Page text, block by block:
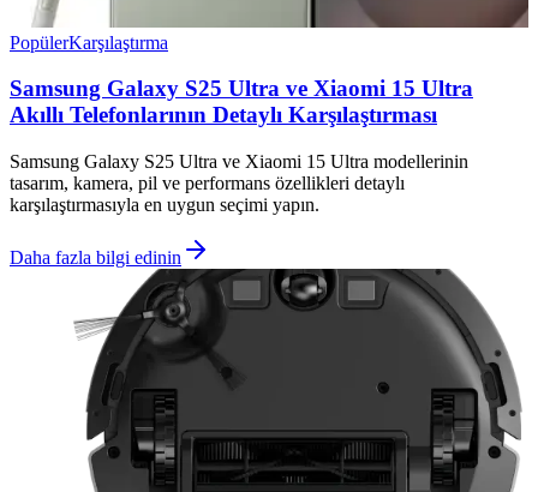
PopülerKarşılaştırma
Samsung Galaxy S25 Ultra ve Xiaomi 15 Ultra
Akıllı Telefonlarının Detaylı Karşılaştırması
Samsung Galaxy S25 Ultra ve Xiaomi 15 Ultra modellerinin
tasarım, kamera, pil ve performans özellikleri detaylı
karşılaştırmasıyla en uygun seçimi yapın.
Daha fazla bilgi edinin